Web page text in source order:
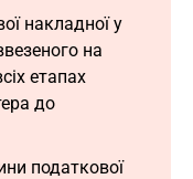
накладної у
на
етапах
до
податкової